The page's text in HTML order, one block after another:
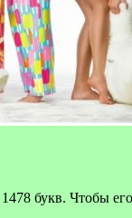
букв. Чтобы